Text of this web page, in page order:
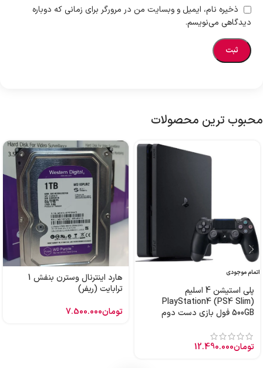
ذخیره نام، ایمیل و وبسایت من در مرورگر برای زمانی که دوباره
دیدگاهی می‌نویسم.
محبوب ترین محصولات
اتمام موجودی
پلی استیشن 4 اسلیم
PlayStation4 (PS4 Slim)
500GB فول بازی دست دوم
تومان12.490.000
هارد اینترنال وسترن بنفش 1
ترابایت (ریفر)
تومان7.500.000